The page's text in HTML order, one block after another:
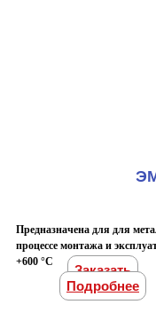
Предназначена для для
процессе монтажа и
+600 °С
Заказать
Подробнее